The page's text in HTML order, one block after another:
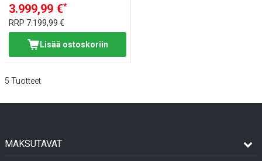
3.999,99 €*
RRP 7.199,99 €
Lisää ostoskoriin
5 Tuotteet
MAKSUTAVAT